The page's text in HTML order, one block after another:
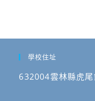
學校住址
632004雲林縣虎